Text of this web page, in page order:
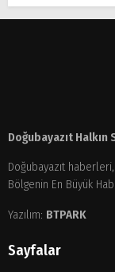
Doğubayazıt
Doğubayazıt
Bölgenin En Büyük
Yazılım: BTPARK
Sayfalar